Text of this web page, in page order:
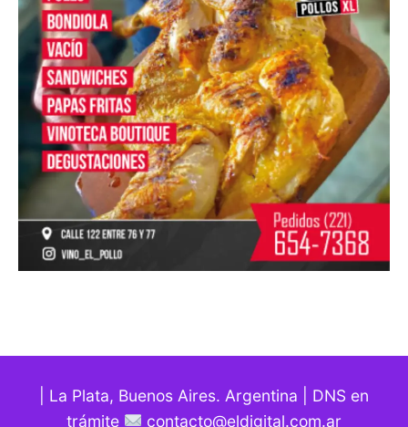
| La Plata, Buenos Aires. Argentina | DNS en
trámite
contacto@eldigital.com.ar